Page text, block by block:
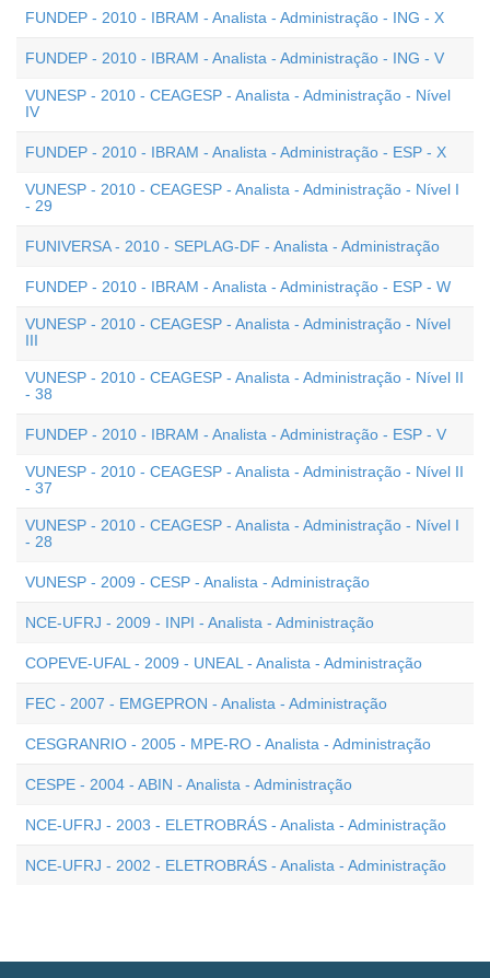
FUNDEP - 2010 - IBRAM - Analista - Administração - ING - X
FUNDEP - 2010 - IBRAM - Analista - Administração - ING - V
VUNESP - 2010 - CEAGESP - Analista - Administração - Nível
IV
FUNDEP - 2010 - IBRAM - Analista - Administração - ESP - X
VUNESP - 2010 - CEAGESP - Analista - Administração - Nível I
- 29
FUNIVERSA - 2010 - SEPLAG-DF - Analista - Administração
FUNDEP - 2010 - IBRAM - Analista - Administração - ESP - W
VUNESP - 2010 - CEAGESP - Analista - Administração - Nível
III
VUNESP - 2010 - CEAGESP - Analista - Administração - Nível II
- 38
FUNDEP - 2010 - IBRAM - Analista - Administração - ESP - V
VUNESP - 2010 - CEAGESP - Analista - Administração - Nível II
- 37
VUNESP - 2010 - CEAGESP - Analista - Administração - Nível I
- 28
VUNESP - 2009 - CESP - Analista - Administração
NCE-UFRJ - 2009 - INPI - Analista - Administração
COPEVE-UFAL - 2009 - UNEAL - Analista - Administração
FEC - 2007 - EMGEPRON - Analista - Administração
CESGRANRIO - 2005 - MPE-RO - Analista - Administração
CESPE - 2004 - ABIN - Analista - Administração
NCE-UFRJ - 2003 - ELETROBRÁS - Analista - Administração
NCE-UFRJ - 2002 - ELETROBRÁS - Analista - Administração